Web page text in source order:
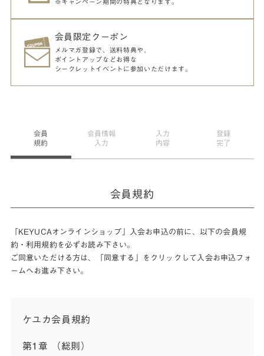
会員限定クーポン
メルマガ登録で、送料特典や、
ポイントアップなどお得な
シークレットイベントに参加いただけます。
会員
規約
会員情報
入力
入力
内容
登録
完了
会員規約
「KEYUCAオンラインショップ」入会お申込の前に、以下の会員規
約・利用規約を必ずお読み下さい。
ご同意いただける方は、「同意する」をクリックして入会お申込フォ
ームへお進み下さい。
ケユカ会員規約
第1章 （総則）